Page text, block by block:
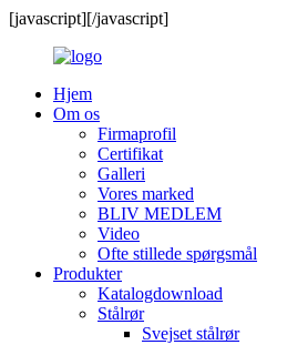
[javascript][/javascript]
Hjem
Om os
Firmaprofil
Certifikat
Galleri
Vores marked
BLIV MEDLEM
Video
Ofte stillede spørgsmål
Produkter
Katalogdownload
Stålrør
Svejset stålrør